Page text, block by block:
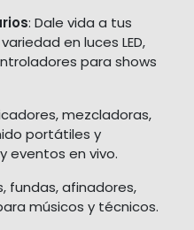
: Dale vida a tus
en luces LED,
para shows
mezcladoras,
portátiles y
eventos en vivo.
fundas, afinadores,
músicos y técnicos.